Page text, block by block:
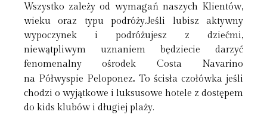
Wszystko zależy od wymagań naszych Klientów,
wieku oraz typu podróży.Jeśli lubisz aktywny
wypoczynek i podróżujesz z dziećmi,
niewątpliwym uznaniem będziecie darzyć
fenomenalny ośrodek Costa Navarino
na Półwyspie Peloponez. To ścisła czołówka jeśli
chodzi o wyjątkowe i luksusowe hotele z dostępem
do kids klubów i długiej plaży.